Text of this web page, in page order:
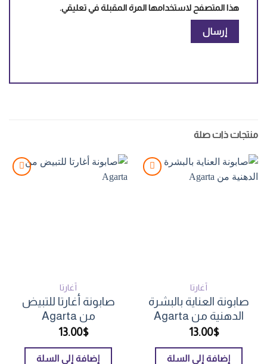
هذا المتصفح لاستخدامها المرة المقبلة في تعليقي.
منتجات ذات صلة
أغارتا
صابونة العناية بالبشرة
الدهنية من Agarta
13.00$
إضافة إلى السلة
أغارتا
صابونة أغارتا للتبيض
من Agarta
13.00$
إضافة إلى السلة